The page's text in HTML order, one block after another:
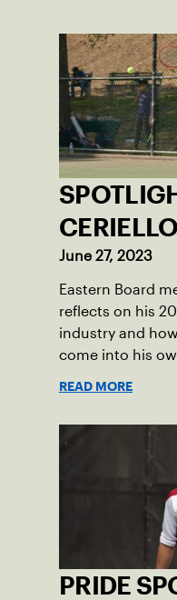
CERIELLO
June 27, 2023
Eastern Board
reflects on his
industry and
come into his
READ MORE
PRIDE